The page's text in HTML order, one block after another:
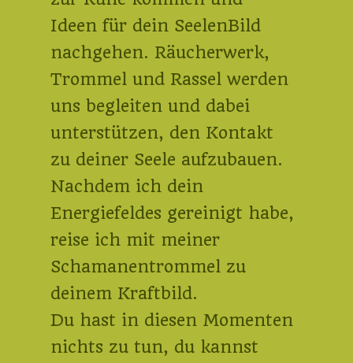
Ideen für dein SeelenBild
nachgehen. Räucherwerk,
Trommel und Rassel werden
uns begleiten und dabei
unterstützen, den Kontakt
zu deiner Seele aufzubauen.
Nachdem ich dein
Energiefeldes gereinigt habe,
reise ich mit meiner
Schamanentrommel zu
deinem Kraftbild.
Du hast in diesen Momenten
nichts zu tun, du kannst